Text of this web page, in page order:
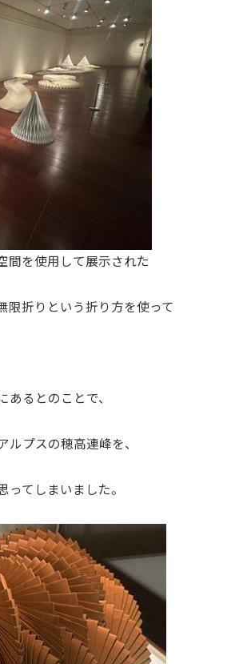
間を使用して展示された
限折りという折り方を使って
るとのことで、
プスの穂高連峰を、
てしまいました。